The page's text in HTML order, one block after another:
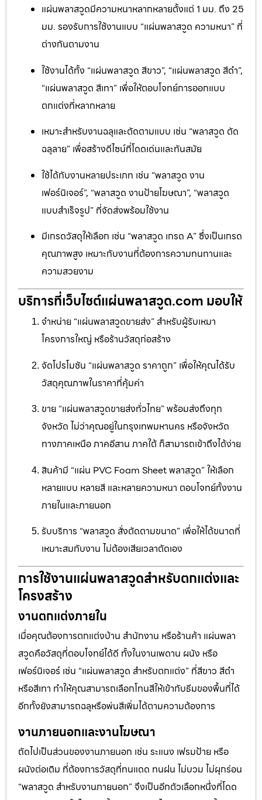
แผ่นพลาสวูดมีความหนาหลากหลายตั้งแต่ 1 มม. ถึง 25
มม. รองรับการใช้งานแบบ “แผ่นพลาสวูด ความหนา” ที่
ต่างกันตามงาน
ใช้งานได้ทั้ง “แผ่นพลาสวูด สีขาว”, “แผ่นพลาสวูด สีดำ”,
“แผ่นพลาสวูด สีเทา” เพื่อให้ตอบโจทย์การออกแบบ
ตกแต่งที่หลากหลาย
เหมาะสำหรับงานฉลุและตัดตามแบบ เช่น “พลาสวูด ตัด
ฉลุลาย” เพื่อสร้างดีไซน์ที่โดดเด่นและทันสมัย
ใช้ได้กับงานหลายประเภท เช่น “พลาสวูด งาน
เฟอร์นิเจอร์”, “พลาสวูด งานป้ายโฆษณา”, “พลาสวูด
แบบสำเร็จรูป” ที่จัดส่งพร้อมใช้งาน
มีเกรดวัสดุให้เลือก เช่น “พลาสวูด เกรด A” ซึ่งเป็นเกรด
คุณภาพสูง เหมาะกับงานที่ต้องการความทนทานและ
ความสวยงาม
บริการที่เว็บไซต์แผ่นพลาสวูด.com มอบให้
จำหน่าย “แผ่นพลาสวูดขายส่ง” สำหรับผู้รับเหมา
โครงการใหญ่ หรือร้านวัสดุก่อสร้าง
จัดโปรโมชัน “แผ่นพลาสวูด ราคาถูก” เพื่อให้คุณได้รับ
วัสดุคุณภาพในราคาที่คุ้มค่า
ขาย “แผ่นพลาสวูดขายส่งทั่วไทย” พร้อมส่งถึงทุก
จังหวัด ไม่ว่าคุณอยู่ในกรุงเทพมหานคร หรือจังหวัด
ทางภาคเหนือ ภาคอีสาน ภาคใต้ ก็สามารถเข้าถึงได้ง่าย
สินค้ามี “แผ่น PVC Foam Sheet พลาสวูด” ให้เลือก
หลายแบบ หลายสี และหลายความหนา ตอบโจทย์ทั้งงาน
ภายในและภายนอก
รับบริการ “พลาสวูด สั่งตัดตามขนาด” เพื่อให้ได้ขนาดที่
เหมาะสมกับงาน ไม่ต้องเสียเวลาตัดเอง
การใช้งานแผ่นพลาสวูดสำหรับตกแต่งและ
โครงสร้าง
งานตกแต่งภายใน
เมื่อคุณต้องการตกแต่งบ้าน สำนักงาน หรือร้านค้า แผ่นพลา
สวูดคือวัสดุที่ตอบโจทย์ได้ดี ทั้งในงานเพดาน ผนัง หรือ
เฟอร์นิเจอร์ เช่น “แผ่นพลาสวูด สำหรับตกแต่ง” ที่สีขาว สีดำ
หรือสีเทา ทำให้คุณสามารถเลือกโทนสีให้เข้ากับธีมของพื้นที่ได้
อีกทั้งยังสามารถฉลุหรือพ่นสีเพิ่มได้ตามความต้องการ
งานภายนอกและงานโฆษณา
ถัดไปเป็นส่วนของงานภายนอก เช่น ระแนง เฟรมป้าย หรือ
ผนังต่อเติม ที่ต้องการวัสดุที่ทนแดด ทนฝน ไม่บวม ไม่ผุกร่อน
“พลาสวูด สำหรับงานภายนอก” จึงเป็นอีกตัวเลือกหนึ่งที่โดด